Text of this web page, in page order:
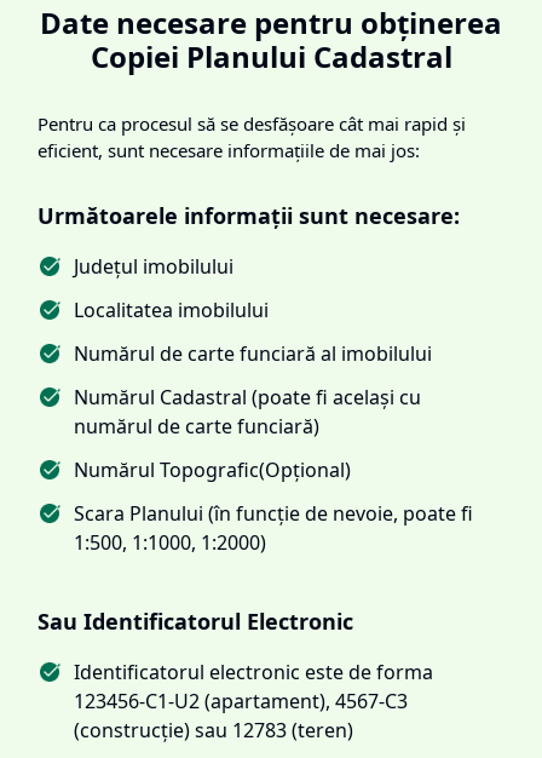
Date necesare pentru obținerea
Copiei Planului Cadastral
Pentru ca procesul să se desfășoare cât mai rapid și
eficient, sunt necesare informațiile de mai jos:
Următoarele informații sunt necesare:
Județul imobilului
Localitatea imobilului
Numărul de carte funciară al imobilului
Numărul Cadastral (poate fi același cu
numărul de carte funciară)
Numărul Topografic(Opțional)
Scara Planului (în funcție de nevoie, poate fi
1:500, 1:1000, 1:2000)
Sau Identificatorul Electronic
Identificatorul electronic este de forma
123456-C1-U2 (apartament), 4567-C3
(construcție) sau 12783 (teren)